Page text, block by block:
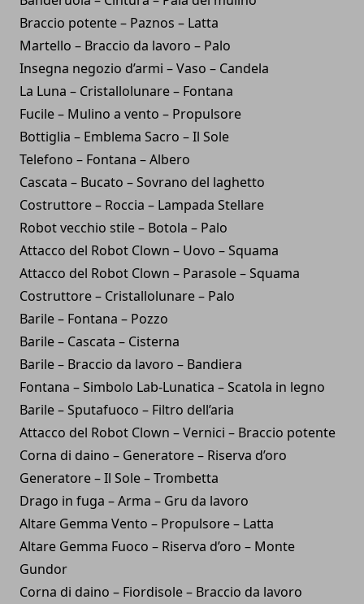
Braccio potente – Paznos – Latta
Martello – Braccio da lavoro – Palo
Insegna negozio d’armi – Vaso – Candela
La Luna – Cristallolunare – Fontana
Fucile – Mulino a vento – Propulsore
Bottiglia – Emblema Sacro – Il Sole
Telefono – Fontana – Albero
Cascata – Bucato – Sovrano del laghetto
Costruttore – Roccia – Lampada Stellare
Robot vecchio stile – Botola – Palo
Attacco del Robot Clown – Uovo – Squama
Attacco del Robot Clown – Parasole – Squama
Costruttore – Cristallolunare – Palo
Barile – Fontana – Pozzo
Barile – Cascata – Cisterna
Barile – Braccio da lavoro – Bandiera
Fontana – Simbolo Lab-Lunatica – Scatola in legno
Barile – Sputafuoco – Filtro dell’aria
Attacco del Robot Clown – Vernici – Braccio potente
Corna di daino – Generatore – Riserva d’oro
Generatore – Il Sole – Trombetta
Drago in fuga – Arma – Gru da lavoro
Altare Gemma Vento – Propulsore – Latta
Altare Gemma Fuoco – Riserva d’oro – Monte
Gundor
Corna di daino – Fiordisole – Braccio da lavoro